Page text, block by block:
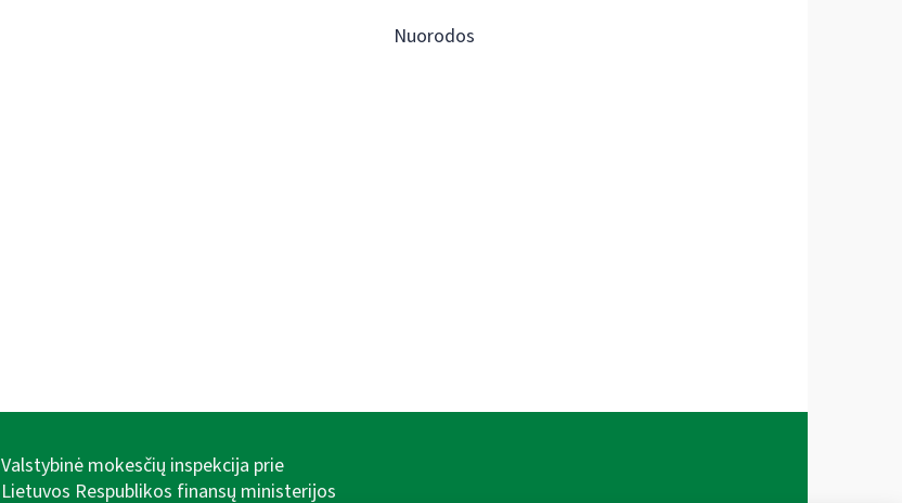
Nuorodos
Valstybinė mokesčių inspekcija prie
Lietuvos Respublikos finansų ministerijos